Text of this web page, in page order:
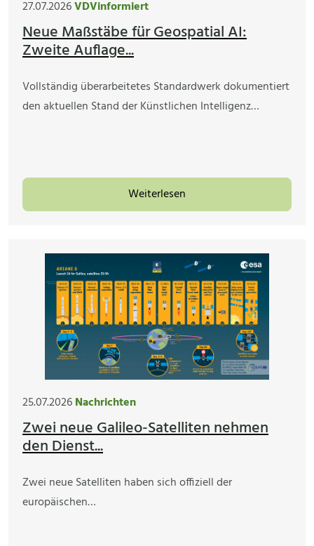
27.07.2026VDVinformiert
Neue Maßstäbe für Geospatial AI:
Zweite Auflage...
Vollständig überarbeitetes Standardwerk dokumentiert
den aktuellen Stand der Künstlichen Intelligenz…
Weiterlesen
25.07.2026Nachrichten
Zwei neue Galileo-Satelliten nehmen
den Dienst...
Zwei neue Satelliten haben sich offiziell der
europäischen…